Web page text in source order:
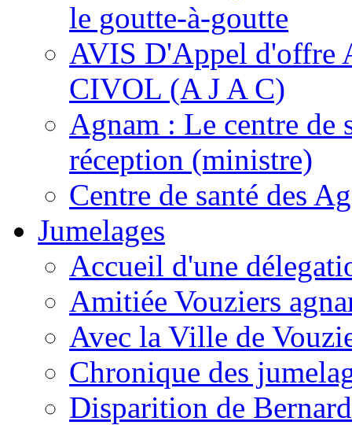
le goutte-à-goutte
AVIS D'Appel d'offre
CIVOL (A J A C)
Agnam : Le centre de
réception (ministre)
Centre de santé des
Jumelages
Accueil d'une
Amitiée Vouziers
Avec la Ville de
Chronique des
Disparition de